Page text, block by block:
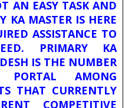
AN EASY TASK AND
KA MASTER IS HERE
ASSISTANCE TO
PRIMARY KA
IS THE NUMBER
PORTAL AMONG
THAT CURRENTLY
COMPETITIVE